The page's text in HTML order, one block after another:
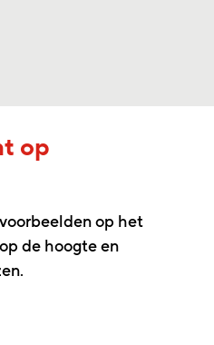
op
op het
de hoogte en